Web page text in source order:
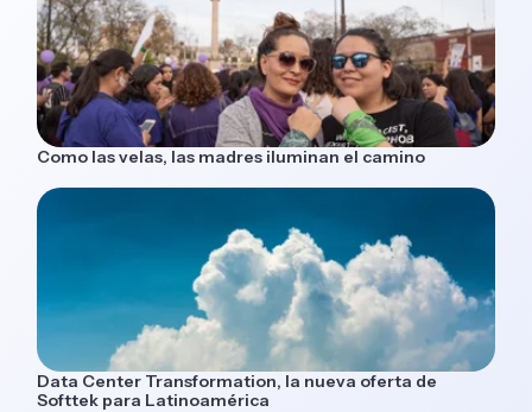
Como las velas, las madres iluminan el camino
Data Center Transformation, la nueva oferta de
Softtek para Latinoamérica